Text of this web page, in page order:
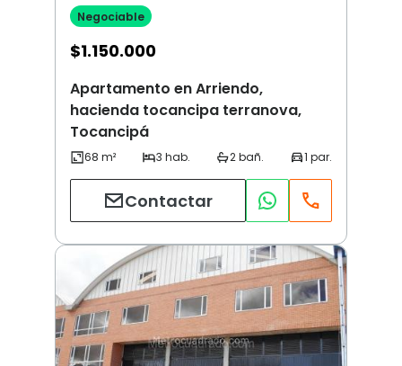
Negociable
$1.150.000
Apartamento en Arriendo,
hacienda tocancipa terranova,
Tocancipá
Contactar